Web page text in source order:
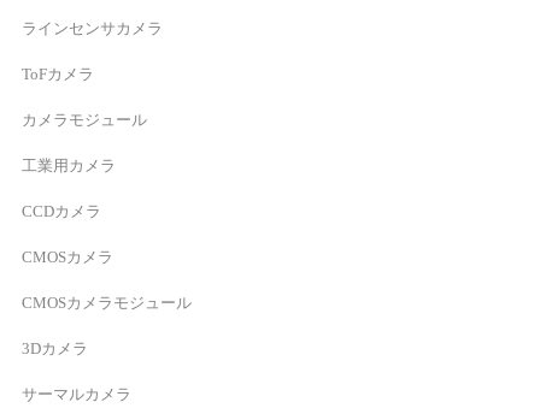
ラインセンサカメラ
ToFカメラ
カメラモジュール
工業用カメラ
CCDカメラ
CMOSカメラ
CMOSカメラモジュール
3Dカメラ
サーマルカメラ